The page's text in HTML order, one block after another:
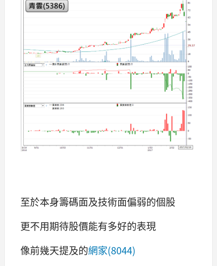
至於本身籌碼面及技術面偏弱的個股
更不用期待股價能有多好的表現
像前幾天提及的網家(8044)